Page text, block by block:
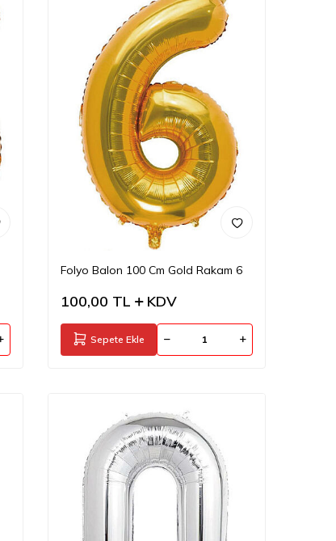
Folyo Balon 100 Cm Gold Rakam 6
100,00 TL KDV
Sepete Ekle